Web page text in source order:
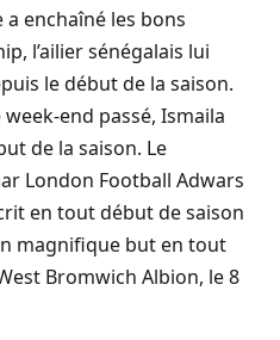
enchaîné les bons
, l’ailier sénégalais lui
le début de la saison.
week-end passé, Ismaila
de la saison. Le
London Football Adwars
en tout début de saison
magnifique but en tout
Bromwich Albion, le 8